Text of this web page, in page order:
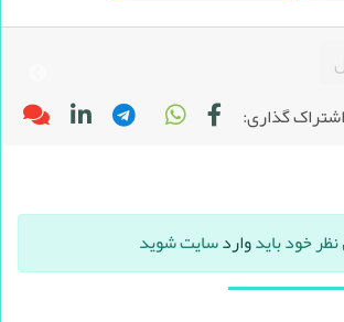
اشتراک گذاری:
خود بایدواردسایت شوید